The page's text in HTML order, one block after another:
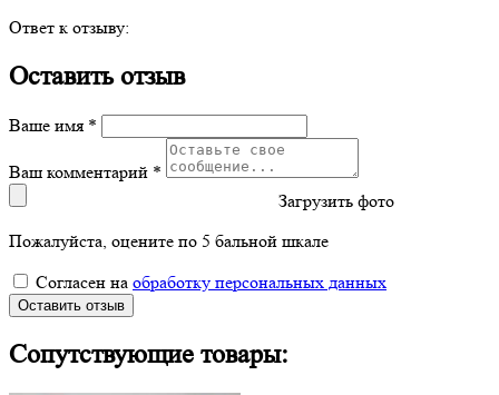
Ответ к отзыву:
Оставить отзыв
Ваше имя *
Ваш комментарий *
Загрузить фото
Пожалуйста, оцените по 5 бальной шкале
Согласен на обработку персональных данных
Оставить отзыв
Сопутствующие товары: